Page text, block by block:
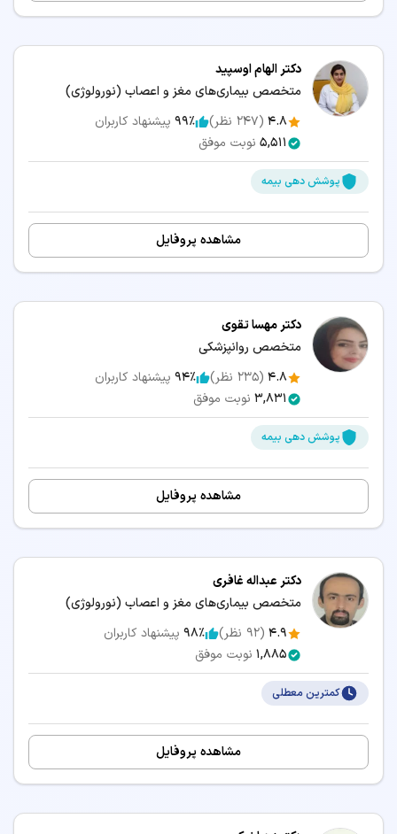
دکتر الهام اوسپید
متخصص بیماری‌های مغز و اعصاب (نورولوژی)
4.8
(
247 نظر) 99٪ پیشنهاد کاربران
5,511 نوبت موفق
پوشش دهی بیمه
مشاهده پروفایل
دکتر مهسا تقوی
متخصص روانپزشکی
4.8
(
235 نظر) 94٪ پیشنهاد کاربران
3,831 نوبت موفق
پوشش دهی بیمه
مشاهده پروفایل
دکتر عبداله غافری
متخصص بیماری‌های مغز و اعصاب (نورولوژی)
4.9
(
92 نظر) 98٪ پیشنهاد کاربران
1,885 نوبت موفق
کمترین معطلی
مشاهده پروفایل